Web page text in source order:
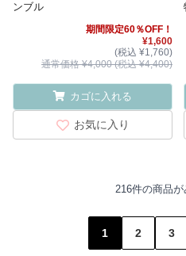
ンブル
期間限定60％OFF！
¥1,600
(税込 ¥1,760)
通常価格 ¥4,000 (税込 ¥4,400)
カゴに入れる
お気に入り
216件の商品
1 2 3